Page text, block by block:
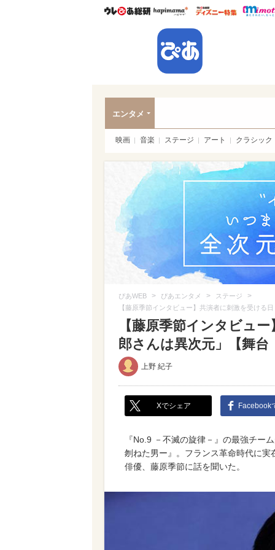
ウレぴあ総研ハピママ*
ウレぴ
エンタメ
映画 音楽 ステージ アート クラシック
ぴあWEB > ぴあエンタメ > ステージ >
【藤原季節インタビュー】共演者に刺激を受ける
【藤原季節インタビュ
郎さんは異次元」【舞
上野 紀子
Xでシェア Facebook
『No.9 －不滅の旋律－』の最強チー
刎ねた男ー』。フランス革命時代に
俳優、藤原季節に話を聞いた。